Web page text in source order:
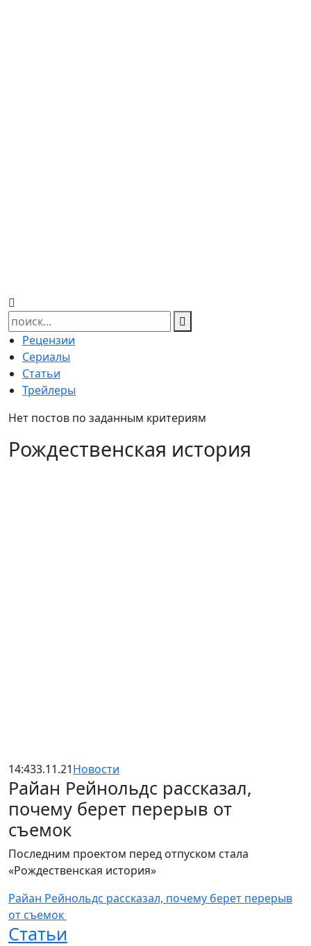
Найти:
Рецензии
Сериалы
Статьи
Трейлеры
Нет постов по заданным критериям
Рождественская история
14:433.11.21Новости
Райан Рейнольдс рассказал,
почему берет перерыв от
съемок
Последним проектом перед отпуском стала
«Рождественская история»
Райан Рейнольдс рассказал, почему берет перерыв
от съемок
Статьи